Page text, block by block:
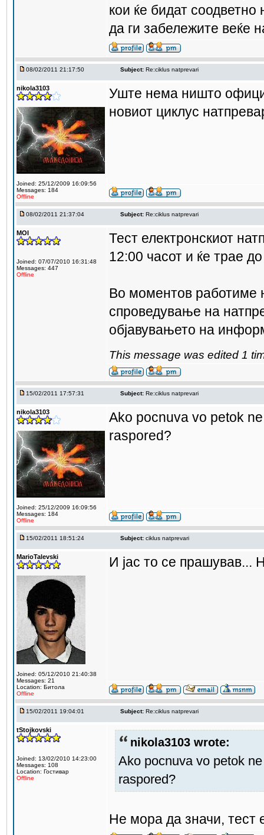
кои ќе бидат
да ги забележите веќе
08/02/2011 21:17:50 Subject: Re:ciklus natprevari
nikola3103
Joined: 25/12/2009 16:09:56
Messages: 184
Offline
Уште нема ништо
новиот циклус
08/02/2011 21:37:04 Subject: Re:ciklus natprevari
MOI
Joined: 07/07/2010 16:31:48
Messages: 447
Offline
Тест електронскиот
12:00 часот и ќе трае
Во моментов работиме
спроведување на
објавувањето на
This message was edited 1
15/02/2011 17:57:31 Subject: Re:ciklus natprevari
nikola3103
Joined: 25/12/2009 16:09:56
Messages: 184
Offline
Ako pocnuva vo petok
raspored?
15/02/2011 18:51:24 Subject: ciklus natprevari
MarioTalevski
Joined: 05/12/2010 21:40:38
Messages: 21
Location: Битола
Offline
И јас то се прашував...
15/02/2011 19:04:01 Subject: Re:ciklus natprevari
tStojkovski
Joined: 13/02/2010 14:23:00
Messages: 108
Location: Гостивар
Offline
nikola3103 wrote:
Ako pocnuva vo petok
raspored?
Не мора да значи, тест